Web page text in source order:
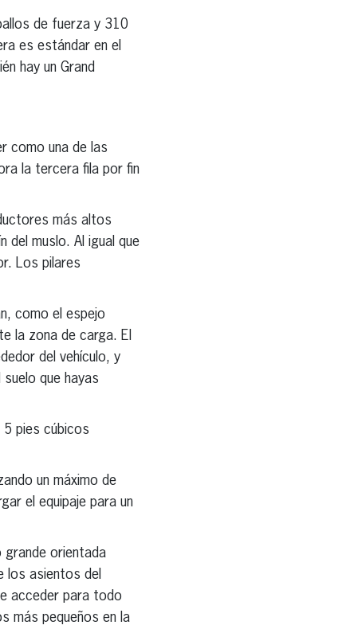
de fuerza y 310
es estándar en el
hay un Grand
como una de las
la tercera fila por fin
más altos
del muslo. Al igual que
Los pilares
como el espejo
la zona de carga. El
del vehículo, y
que hayas
5 pies cúbicos
un máximo de
el equipaje para un
grande orientada
los asientos del
acceder para todo
más pequeños en la